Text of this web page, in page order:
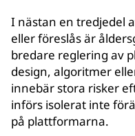
I nästan en tredjedel
eller föreslås är
bredare reglering av
design, algoritmer
innebär stora risker
införs isolerat inte
på plattformarna.